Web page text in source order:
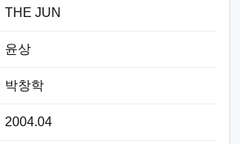
THE JUN
윤상
박창학
2004.04